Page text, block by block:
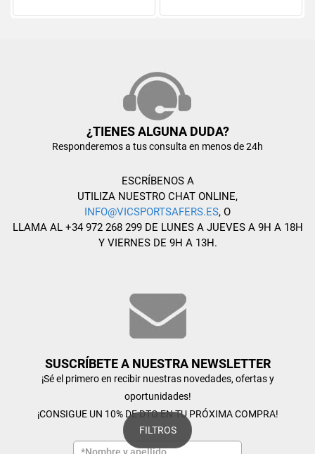
FILTROS
¿TIENES ALGUNA DUDA?
Responderemos a tus consulta en menos de 24h
ESCRÍBENOS A
UTILIZA NUESTRO CHAT ONLINE,
INFO@VICSPORTSAFERS.ES, O
LLAMA AL +34 972 268 299 DE LUNES A JUEVES A 9H A 18H
Y VIERNES DE 9H A 13H.
SUSCRÍBETE A NUESTRA NEWSLETTER
¡Sé el primero en recibir nuestras novedades, ofertas y
oportunidades!
¡CONSIGUE UN 10% DE DTO EN TU PRÓXIMA COMPRA!